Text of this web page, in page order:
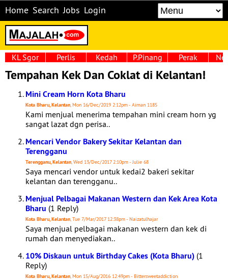
Home Search Jobs Login
KL Sgor Perlis Kedah P.Pinang Perak
Tempahan Kek Dan Coklat di Kelantan!
Mini Cream Horn Kota Bharu
Kota Bharu, Kelantan, Mon 16/Dec/2019 2:12pm - Aiman 1185
Kami menjual menerima tempahan mini cream horn yg
sangat lazat dgn perisa..
Mencari Vendor Bakery Sekitar Kelantan dan
Terengganu
Terengganu, Kelantan, Wed 13/Dec/2017 2:10pm - Julie 68
Saya mencari vendor untuk kedai2 bakeri sekitar
kelantan dan terengganu..
Menjual Pelbagai Makanan Western dan Kek Area Kota
Bharu (1 Reply)
Kota Bharu, Kelantan, Tue 7/Mar/2017 12:38pm - Naizatulhajar
Saya menjual pelbagai makanan western dan kek di
rumah dan menyediakan..
10% Diskaun untuk Birthday Cakes (Kota Bharu) (1
Reply)
Kota Bharu, Kelantan, Mon 15/Aug/2016 12:49pm - Bittersweetaddiction